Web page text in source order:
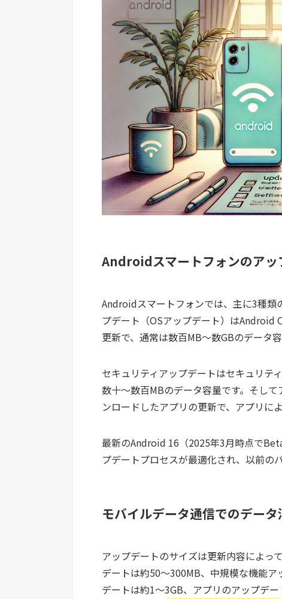
Androidスマートフォンのアッ
Androidスマートフォンでは、主に3種類
プデート（OSアップデート）はAndroid
更新で、通常は数百MB〜数GBのデータ容
セキュリティアップデートはセキュリテ
数十〜数百MBのデータ容量です。そし
ンロードしたアプリの更新で、アプリに
最新のAndroid 16（2025年3月時点で
プデートプロセスが最適化され、以前の
モバイルデータ通信でのデー
アップデートのサイズは更新内容によっ
デートは約50〜300MB、中規模な機能
デートは約1〜3GB、アプリのアップデ